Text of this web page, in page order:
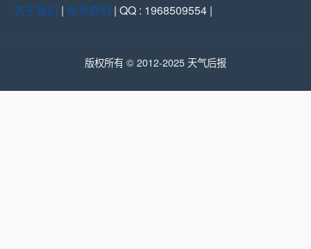
关于我们 | 免责声明 | QQ : 1968509554 |
版权所有 © 2012-2025 天气后报